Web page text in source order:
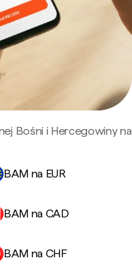
Bośni i Hercegowiny na
BAM na EUR
BAM na CAD
BAM na CHF